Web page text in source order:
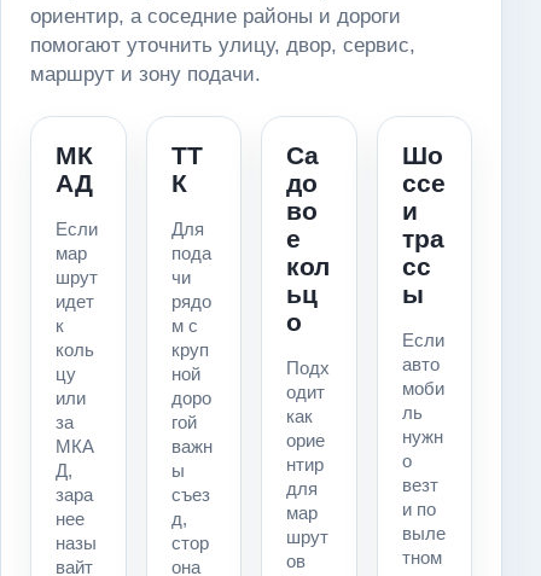
ориентир, а соседние районы и дороги
помогают уточнить улицу, двор, сервис,
маршрут и зону подачи.
МК
АД
Если
мар
шрут
идет
к
коль
цу
или
за
МКА
Д,
зара
нее
назы
вайт
ТТ
К
Для
пода
чи
рядо
м с
круп
ной
доро
гой
важн
ы
съез
д,
стор
она
Са
до
во
е
кол
ьц
о
Подх
одит
как
орие
нтир
для
мар
шрут
ов
Шо
ссе
и
тра
сс
ы
Если
авто
моби
ль
нужн
о
везт
и по
выле
тном